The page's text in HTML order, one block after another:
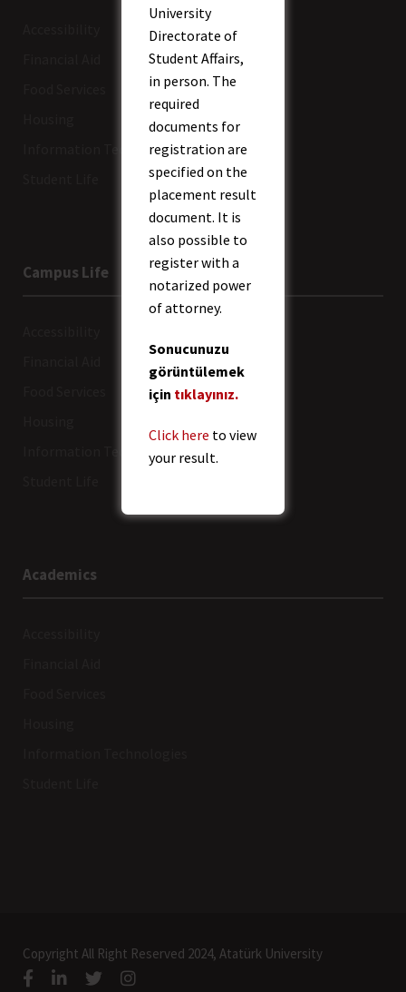
Information Technologies
Campus Life
Information Technologies
Academics
Copyright All Right Reserved 2024, Atatürk University
University
Directorate of
Student Affairs,
in person. The
required
documents for
registration are
specified on the
placement result
document. It is
also possible to
register with a
notarized power
of attorney.
Sonucunuzu
görüntülemek
için tıklayınız.
Click here to view
your result.